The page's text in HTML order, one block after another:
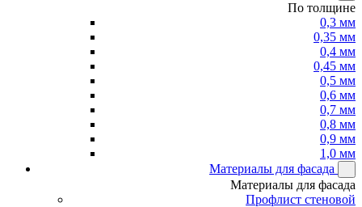
По толщине
0,3 мм
0,35 мм
0,4 мм
0,45 мм
0,5 мм
0,6 мм
0,7 мм
0,8 мм
0,9 мм
1,0 мм
Материалы для фасада
Материалы для фасада
Профлист стеновой